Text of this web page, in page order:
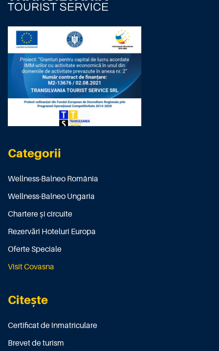
Categorii
Wellness-Balneo România
Wellness-Balneo Ungaria
Chartere și circuite
Rezervări Hoteluri Europa
Oferte Speciale
Visit Covasna
Citește
Certificat de înmatriculare
Brevet de turism